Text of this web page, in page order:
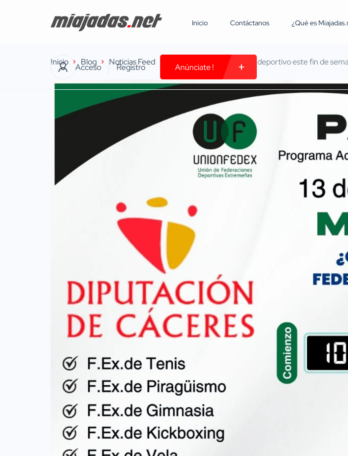
Inicio Contáctanos ¿Qué es
Acceso Registro Anúnciate !
Inicio Blog Noticias Feed Miajadas será el epicentro deportivo este fin de